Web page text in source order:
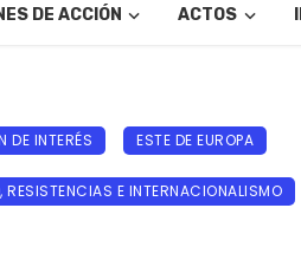
DE ACCIÓN ACTOS
DE INTERÉS ESTE DE EUROPA
RESISTENCIAS E INTERNACIONALISMO